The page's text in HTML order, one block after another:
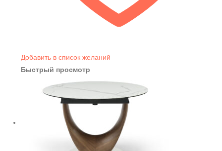
Добавить в список желаний
Быстрый просмотр